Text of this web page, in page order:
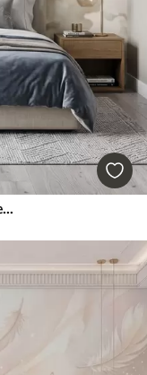
Царска башта са животињама у оријенталном стилу — мајмуном, леопардом, тигром, пауном и чапљом